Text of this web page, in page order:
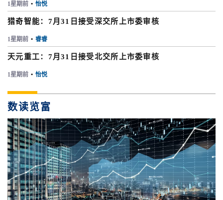
1星期前 • 怡悦
猎奇智能：7月31日接受深交所上市委审核
1星期前 • 睿睿
天元重工：7月31日接受北交所上市委审核
1星期前 • 怡悦
数读览富